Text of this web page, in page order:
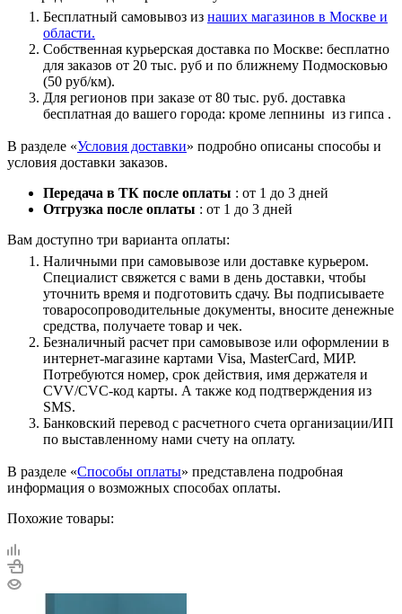
Бесплатный самовывоз из наших магазинов в Москве и
области.
Собственная курьерская доставка по Москве: бесплатно
для заказов от 20 тыс. руб и по ближнему Подмосковью
(50 руб/км).
Для регионов при заказе от 80 тыс. руб. доставка
бесплатная до вашего города: кроме лепнины из гипса .
В разделе «Условия доставки» подробно описаны способы и
условия доставки заказов.
Передача в ТК после оплаты : от 1 до 3 дней
Отгрузка после оплаты : от 1 до 3 дней
Вам доступно три варианта оплаты:
Наличными при самовывозе или доставке курьером.
Специалист свяжется с вами в день доставки, чтобы
уточнить время и подготовить сдачу. Вы подписываете
товаросопроводительные документы, вносите денежные
средства, получаете товар и чек.
Безналичный расчет при самовывозе или оформлении в
интернет-магазине картами Visa, MasterCard, МИР.
Потребуются номер, срок действия, имя держателя и
CVV/CVC-код карты. А также код подтверждения из
SMS.
Банковский перевод с расчетного счета организации/ИП
по выставленному нами счету на оплату.
В разделе «Способы оплаты» представлена подробная
информация о возможных способах оплаты.
Похожие товары: